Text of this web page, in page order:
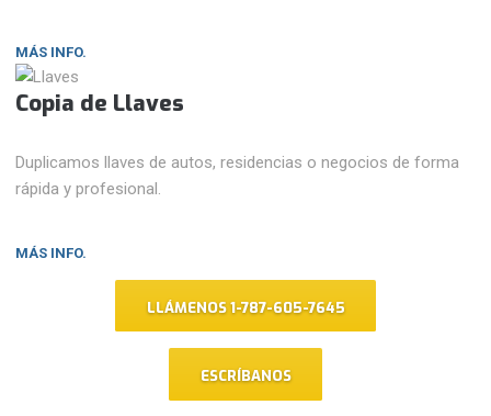
MÁS INFO.
Copia de Llaves
Duplicamos llaves de autos, residencias o negocios de forma
rápida y profesional.
MÁS INFO.
LLÁMENOS 1-787-605-7645
ESCRÍBANOS